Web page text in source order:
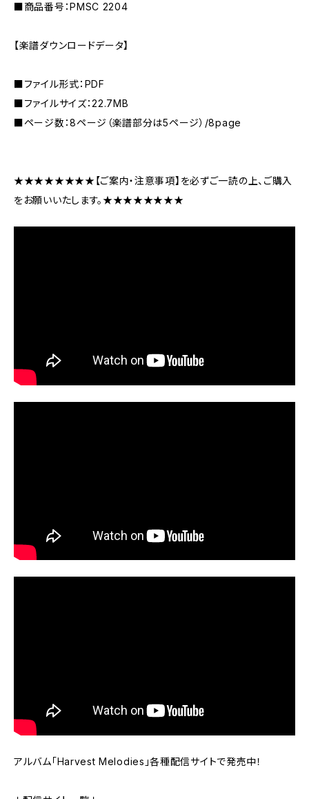
■商品番号：PMSC 2204
【楽譜ダウンロードデータ】
■ファイル形式：PDF
■ファイルサイズ：22.7MB
■ページ数：8ページ（楽譜部分は5ページ）/8page
★★★★★★★★【ご案内・注意事項】を必ずご一読の上、ご購入
をお願いいたします。★★★★★★★★
アルバム「Harvest Melodies」各種配信サイトで発売中！